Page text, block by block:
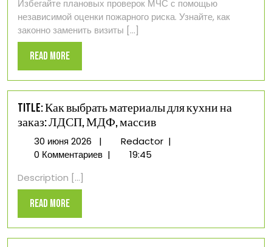
риска:
замена
Избегайте плановых проверок МЧС с помощью
независимой оценки пожарного риска. Узнайте, как
законно заменить визиты [...]
Read MoreRead
More
Title: Как выбрать материалы для кухни на
заказ: ЛДСП, МДФ, массив
30 июня 202630
июня
| RedactorTitle:
|
0 Комментариев |
19:45
Description [...]
Read MoreRead
More